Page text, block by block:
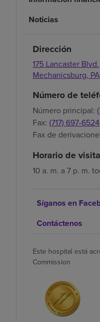
Noticias
Dirección
175 Lancaster Blvd.
Mechanicsburg,
Número de
Número principal:
Fax: (717) 697-6524
Fax de
Horario de visita
10 a. m. a 7 p. m.
Síganos en
Contáctenos
Este hospital está
Commission